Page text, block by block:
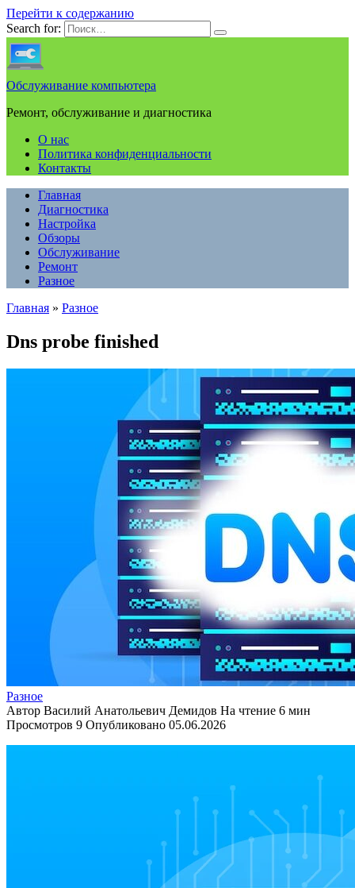
Перейти к содержанию
Search for:
Обслуживание компьютера
Ремонт, обслуживание и диагностика
О нас
Политика конфиденциальности
Контакты
Главная
Диагностика
Настройка
Обзоры
Обслуживание
Ремонт
Разное
Главная » Разное
Dns probe finished
Разное
Автор Василий Анатольевич Демидов На чтение 6 мин
Просмотров 9 Опубликовано 05.06.2026